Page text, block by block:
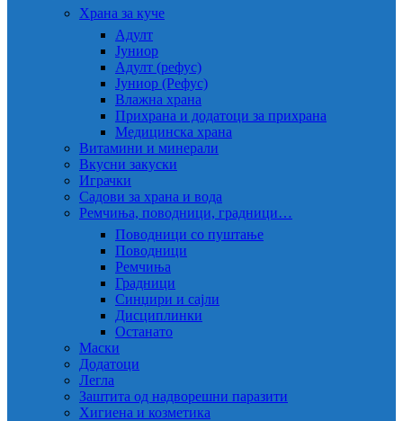
Храна за куче
Адулт
Јуниор
Адулт (рефус)
Јуниор (Рефус)
Влажна храна
Прихрана и додатоци за прихрана
Медицинска храна
Витамини и минерали
Вкусни закуски
Играчки
Садови за храна и вода
Ремчиња, поводници, градници…
Поводници со пуштање
Поводници
Ремчиња
Градници
Синџири и сајли
Дисциплинки
Останато
Маски
Додатоци
Легла
Заштита од надворешни паразити
Хигиена и козметика